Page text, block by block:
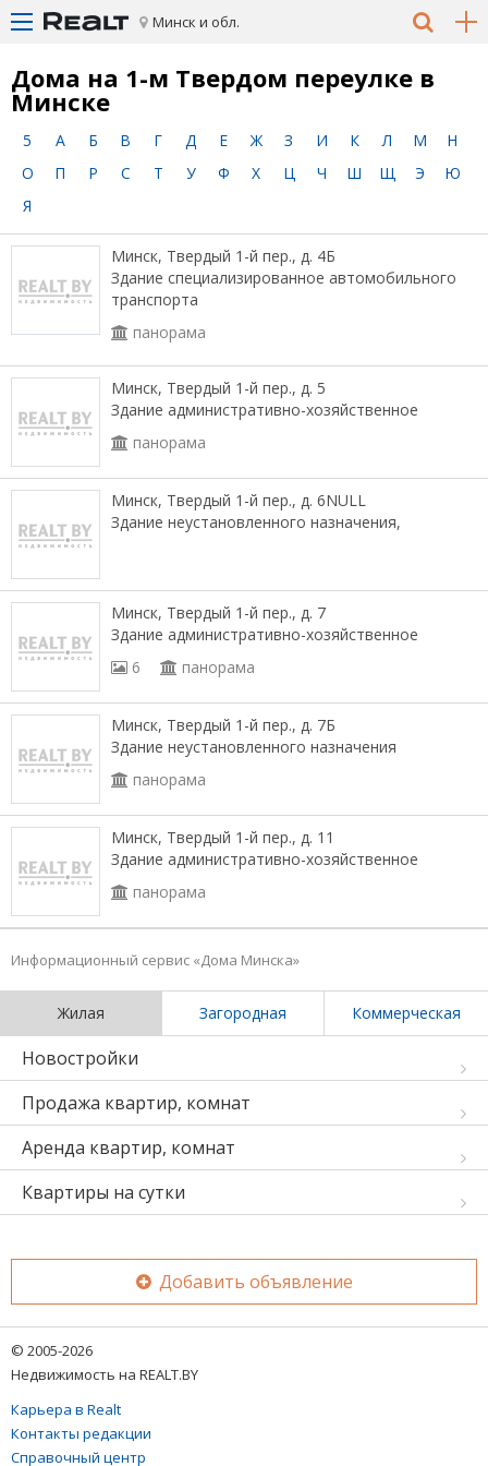
Минск и обл.
Дома на 1-м Твердом переулке в
Минске
5 А Б В Г Д Е Ж З И К Л М
Н
О
П Р С Т У Ф Х Ц Ч Ш Щ Э
Ю
Я
Минск, Твердый 1-й пер., д. 4Б
Здание специализированное автомобильного
транспорта
панорама
Минск, Твердый 1-й пер., д. 5
Здание административно-хозяйственное
панорама
Минск, Твердый 1-й пер., д. 6NULL
Здание неустановленного назначения,
Минск, Твердый 1-й пер., д. 7
Здание административно-хозяйственное
6
панорама
Минск, Твердый 1-й пер., д. 7Б
Здание неустановленного назначения
панорама
Минск, Твердый 1-й пер., д. 11
Здание административно-хозяйственное
панорама
Информационный сервис «Дома Минска»
Жилая Загородная Коммерческая
Новостройки
Продажа квартир, комнат
Аренда квартир, комнат
Квартиры на сутки
Добавить объявление
© 2005-2026
Недвижимость на REALT.BY
Карьера в Realt
Контакты редакции
Справочный центр